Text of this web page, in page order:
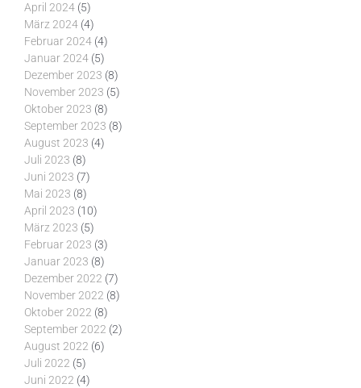
April 2024 (5)
März 2024 (4)
Februar 2024 (4)
Januar 2024 (5)
Dezember 2023 (8)
November 2023 (5)
Oktober 2023 (8)
September 2023 (8)
August 2023 (4)
Juli 2023 (8)
Juni 2023 (7)
Mai 2023 (8)
April 2023 (10)
März 2023 (5)
Februar 2023 (3)
Januar 2023 (8)
Dezember 2022 (7)
November 2022 (8)
Oktober 2022 (8)
September 2022 (2)
August 2022 (6)
Juli 2022 (5)
Juni 2022 (4)